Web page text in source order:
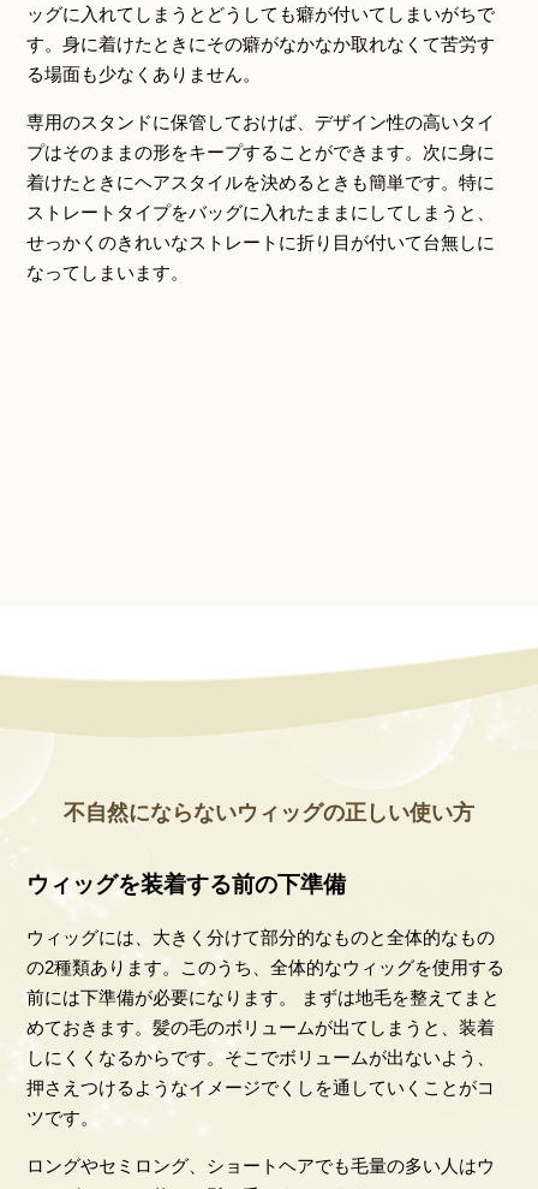
ッグに入れてしまうとどうしても癖が付いてしまいがちで
す。身に着けたときにその癖がなかなか取れなくて苦労す
る場面も少なくありません。
専用のスタンドに保管しておけば、デザイン性の高いタイ
プはそのままの形をキープすることができます。次に身に
着けたときにヘアスタイルを決めるときも簡単です。特に
ストレートタイプをバッグに入れたままにしてしまうと、
せっかくのきれいなストレートに折り目が付いて台無しに
なってしまいます。
不自然にならないウィッグの正しい使い方
ウィッグを装着する前の下準備
ウィッグには、大きく分けて部分的なものと全体的なもの
の2種類あります。このうち、全体的なウィッグを使用する
前には下準備が必要になります。 まずは地毛を整えてまと
めておきます。髪の毛のボリュームが出てしまうと、装着
しにくくなるからです。そこでボリュームが出ないよう、
押さえつけるようなイメージでくしを通していくことがコ
ツです。
ロングやセミロング、ショートヘアでも毛量の多い人はウ